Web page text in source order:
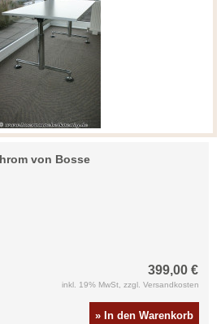
von Bosse
399,00 €
inkl. 19% MwSt, zzgl. Versandkosten
» In den Warenkorb